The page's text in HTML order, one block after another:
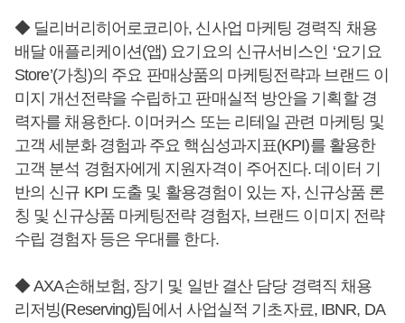
◆ 딜리버리히어로코리아, 신사업 마케팅 경력직 채용
배달 애플리케이션(앱) 요기요의 신규서비스인 ‘요기요
Store’(가칭)의 주요 판매상품의 마케팅전략과 브랜드 이
미지 개선전략을 수립하고 판매실적 방안을 기획할 경
력자를 채용한다. 이머커스 또는 리테일 관련 마케팅 및
고객 세분화 경험과 주요 핵심성과지표(KPI)를 활용한
고객 분석 경험자에게 지원자격이 주어진다. 데이터 기
반의 신규 KPI 도출 및 활용경험이 있는 자, 신규상품 론
칭 및 신규상품 마케팅전략 경험자, 브랜드 이미지 전략
수립 경험자 등은 우대를 한다.
◆ AXA손해보험, 장기 및 일반 결산 담당 경력직 채용
리저빙(Reserving)팀에서 사업실적 기초자료, IBNR, DA